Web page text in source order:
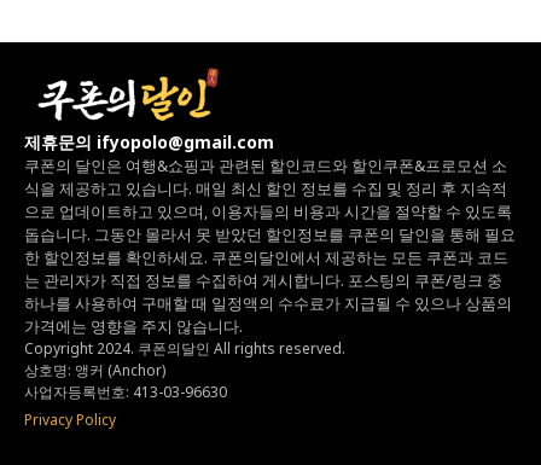
제휴문의 ifyopolo@gmail.com
쿠폰의 달인은 여행&쇼핑과 관련된 할인코드와 할인쿠폰&프로모션 소
식을 제공하고 있습니다. 매일 최신 할인 정보를 수집 및 정리 후 지속적
으로 업데이트하고 있으며, 이용자들의 비용과 시간을 절약할 수 있도록
돕습니다. 그동안 몰라서 못 받았던 할인정보를 쿠폰의 달인을 통해 필요
한 할인정보를 확인하세요. 쿠폰의달인에서 제공하는 모든 쿠폰과 코드
는 관리자가 직접 정보를 수집하여 게시합니다. 포스팅의 쿠폰/링크 중
하나를 사용하여 구매할 때 일정액의 수수료가 지급될 수 있으나상품의
가격에는 영향을 주지 않습니다.
Copyright 2024. 쿠폰의달인 All rights reserved.
상호명: 앵커 (Anchor)
사업자등록번호: 413-03-96630
Privacy Policy